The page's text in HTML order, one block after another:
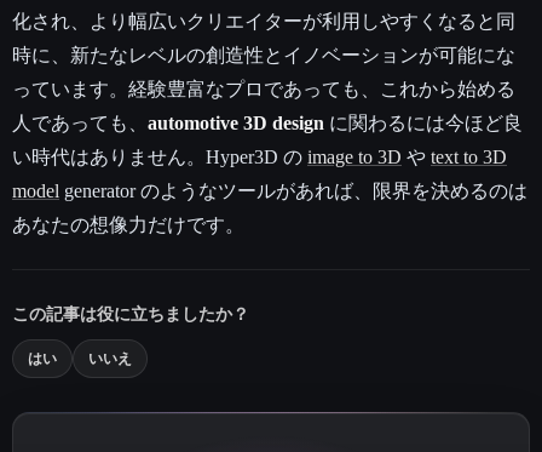
化され、より幅広いクリエイターが利用しやすくなると同
時に、新たなレベルの創造性とイノベーションが可能にな
っています。経験豊富なプロであっても、これから始める
人であっても、 automotive 3D design に関わるには今ほど良
い時代はありません。Hyper3D の image to 3D や text to 3D
model generator のようなツールがあれば、限界を決めるのは
あなたの想像力だけです。
この記事は役に立ちましたか？
はい いいえ